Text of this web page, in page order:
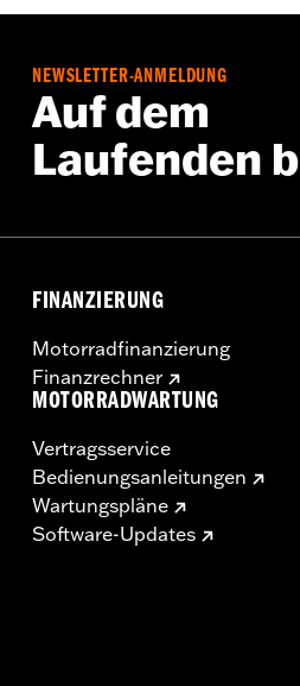
Ring und Installationsanleitung
NEWSLETTER-ANMELDUNG
Auf dem
Laufenden
FINANZIERUNG
Motorradfinanzierung
Finanzrechner
MOTORRADWARTUNG
Vertragsservice
Bedienungsanleitungen
Wartungspläne
Software-Updates